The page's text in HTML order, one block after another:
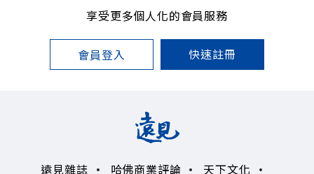
享受更多個人化的會員服務
會員登入 快速註冊
遠見雜誌 哈佛商業評論 天下文化